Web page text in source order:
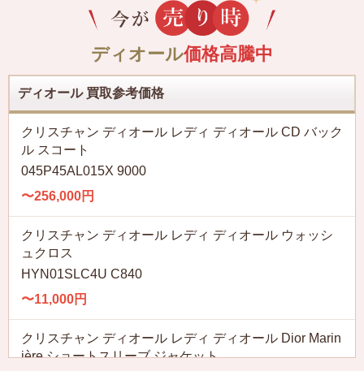
ディオール価格高騰中
ディオール 買取参考価格
クリスチャン ディオール レディ ディオール CD バック
ル スコート
045P45AL015X 9000
〜256,000円
クリスチャン ディオール レディ ディオール ウォッシ
ュクロス
HYN01SLC4U C840
〜11,000円
クリスチャン ディオール レディ ディオール Dior Marin
ière ショートスリーブ ジャケット